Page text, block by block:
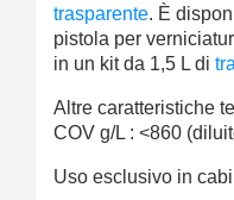
trasparente. È
pistola per
in un kit da 1,5 L di
Altre caratteristiche
COV g/L : <860
Uso esclusivo in